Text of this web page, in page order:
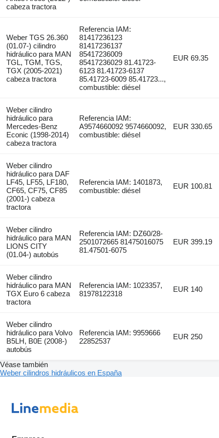
cabeza tractora
Weber TGS 26.360
(01.07-) cilindro
hidráulico para MAN
TGL, TGM, TGS,
TGX (2005-2021)
cabeza tractora
Referencia IAM:
81417236123
81417236137
85417236009
85417236029 81.41723-
6123 81.41723-6137
85.41723-6009 85.41723...,
combustible: diésel
EUR 69.35
Weber cilindro
hidráulico para
Mercedes-Benz
Econic (1998-2014)
cabeza tractora
Referencia IAM:
A9574660092 9574660092,
combustible: diésel
EUR 330.65
Weber cilindro
hidráulico para DAF
LF45, LF55, LF180,
CF65, CF75, CF85
(2001-) cabeza
tractora
Referencia IAM: 1401873,
combustible: diésel
EUR 100.81
Weber cilindro
hidráulico para MAN
LIONS CITY
(01.04-) autobús
Referencia IAM: DZ60/28-
2501072665 81475016075
81.47501-6075
EUR 399.19
Weber cilindro
hidráulico para MAN
TGX Euro 6 cabeza
tractora
Referencia IAM: 1023357,
81978122318
EUR 140
Weber cilindro
hidráulico para Volvo
B5LH, B0E (2008-)
autobús
Referencia IAM: 9959666
22852537
EUR 250
Véase también
Weber cilindros hidráulicos en España